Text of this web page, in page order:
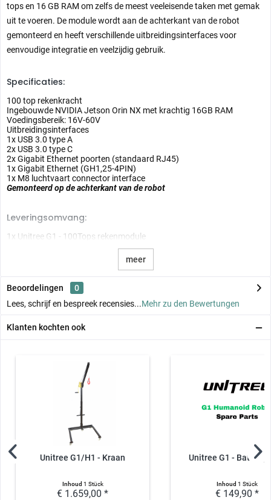
tops en 16 GB RAM om zelfs de meest veeleisende taken met gemak
uit te voeren. De module wordt aan de achterkant van de robot
gemonteerd en heeft verschillende uitbreidingsinterfaces voor
eenvoudige integratie en veelzijdig gebruik.
Specificaties:
100 top rekenkracht
Ingebouwde NVIDIA Jetson Orin NX met krachtig 16GB RAM
Voedingsbereik: 16V-60V
Uitbreidingsinterfaces
1x USB 3.0 type A
2x USB 3.0 type C
2x Gigabit Ethernet poorten (standaard RJ45)
1x Gigabit Ethernet (GH1,25-4PIN)
1x M8 luchtvaart connector interface
Gemonteerd op de achterkant van de robot
Leveringsomvang:
1x Unitree G1 - 100Tops rekenmodule
meer
Beoordelingen
0
Lees, schrijf en bespreek recensies...Mehr zu den Bewertungen
Klanten kochten ook
Unitree G1/H1 - Kraan
Inhoud 1 Stück
€ 1.659,00 *
Unitree G1 -
Inhoud1 Stück
€ 149,90 *